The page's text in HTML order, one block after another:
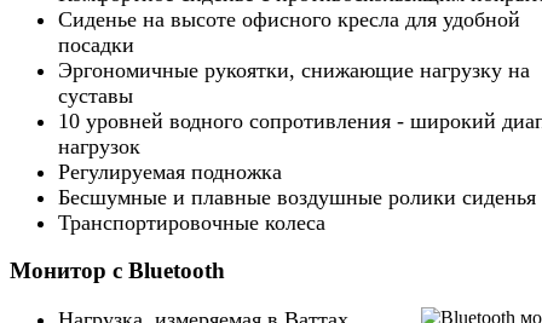
Сиденье на высоте офисного кресла для удобной
посадки
Эргономичные рукоятки, снижающие нагрузку на
суставы
10 уровней водного сопротивления - широкий
нагрузок
Регулируемая подножка
Бесшумные и плавные воздушные ролики сиденья
Транспортировочные колеса
Монитор с Bluetooth